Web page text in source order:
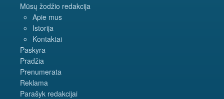
Mūsų žodžio redakcija
Apie mus
Istorija
Kontaktai
Paskyra
Pradžia
Prenumerata
Reklama
Parašyk redakcijai